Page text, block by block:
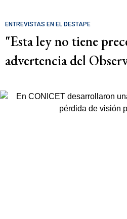
ENTREVISTAS EN EL DESTAPE
"Esta ley no tiene
advertencia del